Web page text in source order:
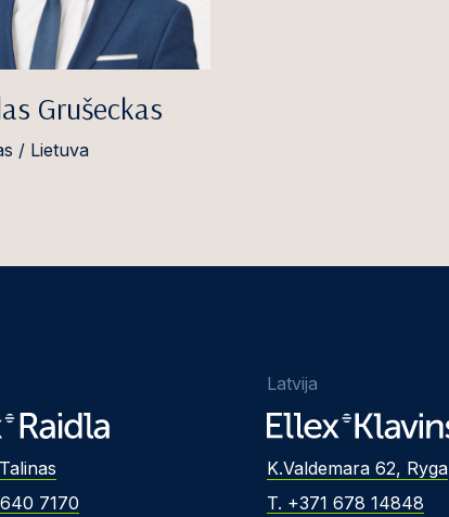
Grušeckas
/ Lietuva
7170
Latvija
K.Valdemara 62, Ryga
T. +371 678 14848